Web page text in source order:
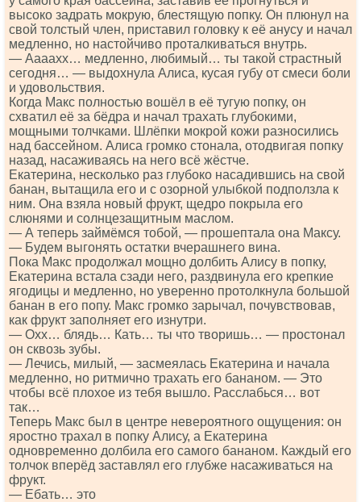
высоко задрать мокрую, блестящую попку. Он плюнул на
свой толстый член, приставил головку к её анусу и начал
медленно, но настойчиво проталкиваться внутрь.
— Аааахх… медленно, любимый… ты такой страстный
сегодня… — выдохнула Алиса, кусая губу от смеси боли
и удовольствия.
Когда Макс полностью вошёл в её тугую попку, он
схватил её за бёдра и начал трахать глубокими,
мощными толчками. Шлёпки мокрой кожи разносились
над бассейном. Алиса громко стонала, отодвигая попку
назад, насаживаясь на него всё жёстче.
Екатерина, несколько раз глубоко насадившись на свой
банан, вытащила его и с озорной улыбкой подползла к
ним. Она взяла новый фрукт, щедро покрыла его
слюнями и солнцезащитным маслом.
— А теперь займёмся тобой, — прошептала она Максу.
— Будем выгонять остатки вчерашнего вина.
Пока Макс продолжал мощно долбить Алису в попку,
Екатерина встала сзади него, раздвинула его крепкие
ягодицы и медленно, но уверенно протолкнула большой
банан в его попу. Макс громко зарычал, почувствовав,
как фрукт заполняет его изнутри.
— Охх… блядь… Кать… ты что творишь… — простонал
он сквозь зубы.
— Лечись, милый, — засмеялась Екатерина и начала
медленно, но ритмично трахать его бананом. — Это
чтобы всё плохое из тебя вышло. Расслабься… вот
так…
Теперь Макс был в центре невероятного ощущения: он
яростно трахал в попку Алису, а Екатерина
одновременно долбила его самого бананом. Каждый его
толчок вперёд заставлял его глубже насаживаться на
фрукт.
— Ебать… это